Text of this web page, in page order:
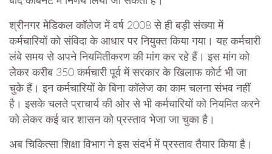
श्रीनगर मेडिकल कॉलेज में वर्ष 2008 से ही बड़ी संख्या में
कर्मचारियों को संविदा के आधार पर नियुक्त किया गया। यह कर्मचारी
लंबे समय से अपने नियमितीकरण की मांग कर रहे हैं। इस मांग को
लेेकर करीब 350 कर्मचारी पूर्व में सरकार के खिलाफ कोर्ट भी जा
चुके हैं। इन कर्मचारियों के बिना कॉलेज का काम चलना संभव नहीं
है। इसके चलते प्राचार्य की ओर से भी कर्मचारियों को नियमित करने
को लेकर कई बार शासन को प्रस्ताव भेजा जा चुका है।
अब चिकित्सा शिक्षा विभाग ने इस संदर्भ में प्रस्ताव तैयार किया है।